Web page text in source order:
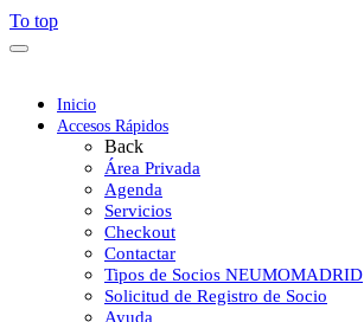
To top
Inicio
Accesos Rápidos
Back
Área Privada
Agenda
Servicios
Checkout
Contactar
Tipos de Socios NEUMOMADRID
Solicitud de Registro de Socio
Ayuda